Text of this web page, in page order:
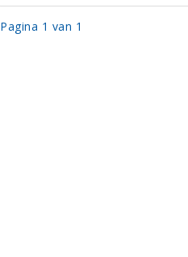
Pagina 1 van 1